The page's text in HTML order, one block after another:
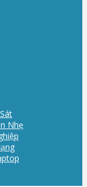
Nhẹ